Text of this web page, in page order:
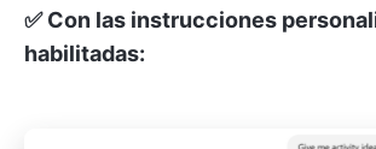
✅ Con las instrucciones
habilitadas: